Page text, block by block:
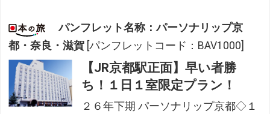
パンフレット名称：パーソナリップ京
都・奈良・滋賀 [パンフレットコード：BAV1000]
【JR京都駅正面】早い者勝
ち！１日１室限定プラン！
２６年下期 パーソナリップ京都◇１